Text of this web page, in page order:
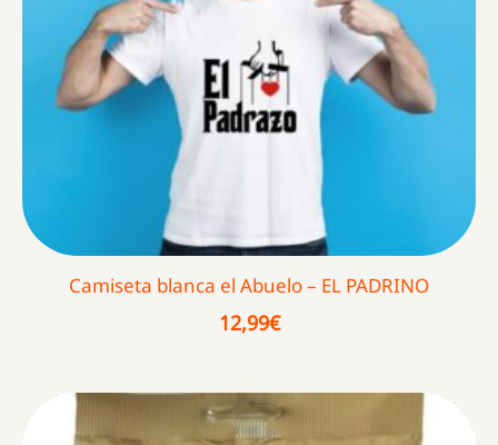
Camiseta blanca el Abuelo – EL PADRINO
12,99€